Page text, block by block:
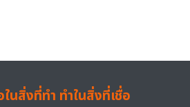
นสิ่งที่ทำ ทำในสิ่งที่เชื่อ